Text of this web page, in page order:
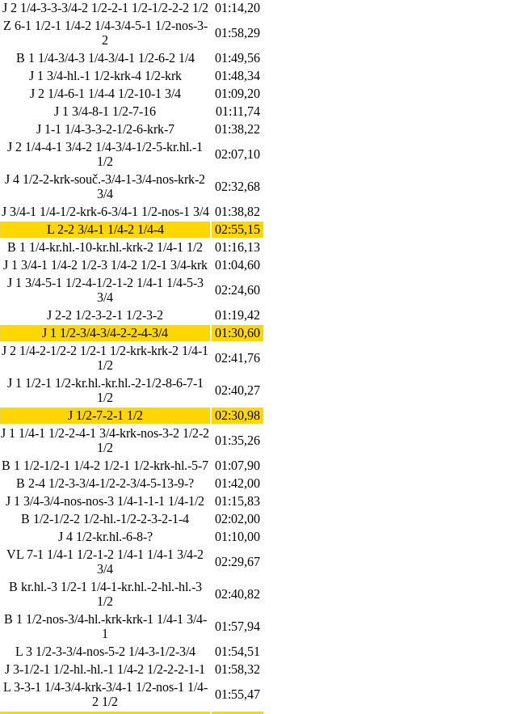
J 2 1/4-3-3-3/4-2 1/2-2-1 1/2-1/2-2-2 1/2 01:14,20
Z 6-1 1/2-1 1/4-2 1/4-3/4-5-1 1/2-nos-3-
2
01:58,29
B 1 1/4-3/4-3 1/4-3/4-1 1/2-6-2 1/4
01:49,56
J 1 3/4-hl.-1 1/2-krk-4 1/2-krk
01:48,34
J 2 1/4-6-1 1/4-4 1/2-10-1 3/4
01:09,20
J 1 3/4-8-1 1/2-7-16
01:11,74
J 1-1 1/4-3-3-2-1/2-6-krk-7
01:38,22
J 2 1/4-4-1 3/4-2 1/4-3/4-1/2-5-kr.hl.-1
1/2
02:07,10
J 4 1/2-2-krk-souč.-3/4-1-3/4-nos-krk-2
3/4
02:32,68
J 3/4-1 1/4-1/2-krk-6-3/4-1 1/2-nos-1 3/4 01:38,82
L 2-2 3/4-1 1/4-2 1/4-4
02:55,15
B 1 1/4-kr.hl.-10-kr.hl.-krk-2 1/4-1 1/2
01:16,13
J 1 3/4-1 1/4-2 1/2-3 1/4-2 1/2-1 3/4-krk 01:04,60
J 1 3/4-5-1 1/2-4-1/2-1-2 1/4-1 1/4-5-3
3/4
02:24,60
J 2-2 1/2-3-2-1 1/2-3-2
01:19,42
J 1 1/2-3/4-3/4-2-2-4-3/4
01:30,60
J 2 1/4-2-1/2-2 1/2-1 1/2-krk-krk-2 1/4-1
1/2
02:41,76
J 1 1/2-1 1/2-kr.hl.-kr.hl.-2-1/2-8-6-7-1
1/2
02:40,27
J 1/2-7-2-1 1/2
02:30,98
J 1 1/4-1 1/2-2-4-1 3/4-krk-nos-3-2 1/2-2
1/2
01:35,26
B 1 1/2-1/2-1 1/4-2 1/2-1 1/2-krk-hl.-5-7 01:07,90
B 2-4 1/2-3-3/4-1/2-2-3/4-5-13-9-?
01:42,00
J 1 3/4-3/4-nos-nos-3 1/4-1-1-1 1/4-1/2
01:15,83
B 1/2-1/2-2 1/2-hl.-1/2-2-3-2-1-4
02:02,00
J 4 1/2-kr.hl.-6-8-?
01:10,00
VL 7-1 1/4-1 1/2-1-2 1/4-1 1/4-1 3/4-2
3/4
02:29,67
B kr.hl.-3 1/2-1 1/4-1-kr.hl.-2-hl.-hl.-3
1/2
02:40,82
B 1 1/2-nos-3/4-hl.-krk-krk-1 1/4-1 3/4-
1
01:57,94
L 3 1/2-3-3/4-nos-5-2 1/4-3-1/2-3/4
01:54,51
J 3-1/2-1 1/2-hl.-hl.-1 1/4-2 1/2-2-2-1-1
01:58,32
L 3-3-1 1/4-3/4-krk-3/4-1 1/2-nos-1 1/4-
2 1/2
01:55,47